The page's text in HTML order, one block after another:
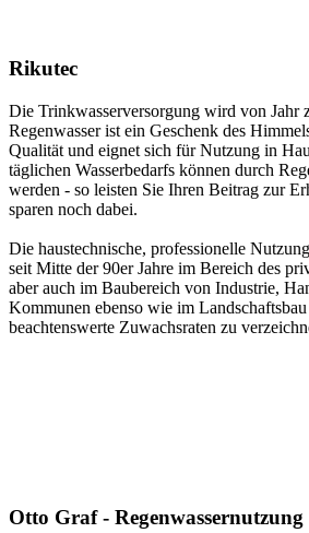
Rikutec
Die Trinkwasserversorgung wird von Jahr
Regenwasser ist ein Geschenk des
Qualität und eignet sich für Nutzung in
täglichen Wasserbedarfs können durch
werden - so leisten Sie Ihren Beitrag zur
sparen noch dabei.
Die haustechnische, professionelle
seit Mitte der 90er Jahre im Bereich des
aber auch im Baubereich von Industrie,
Kommunen ebenso wie im
beachtenswerte Zuwachsraten zu
Otto Graf - Regenwassernutzung